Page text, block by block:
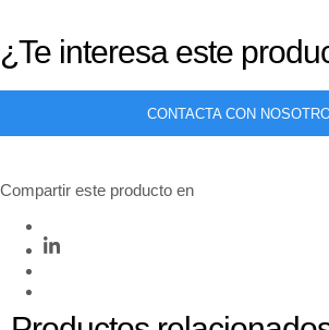
¿Te interesa este
CONTACTA CON
Compartir este producto en